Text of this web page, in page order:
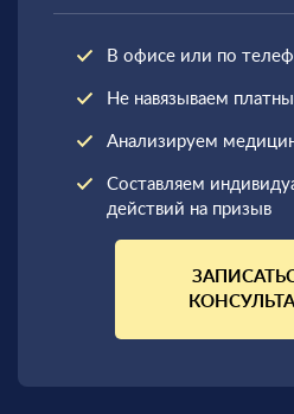
В офисе или по
Не навязываем
Анализируем
Составляем
действий на призыв